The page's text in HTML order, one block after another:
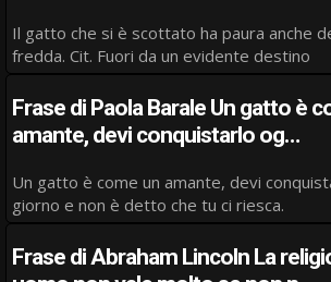
Il gatto che si è scottato ha paura anche dell'acqua
fredda. Cit. Fuori da un evidente destino
Frase di Paola Barale Un gatto è
amante, devi conquistarlo og…
Un gatto è come un amante, devi conquistarlo ogni
giorno e non è detto che tu ci riesca.
Frase di Abraham Lincoln La